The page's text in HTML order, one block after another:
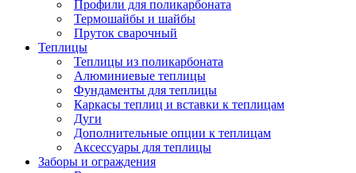
Профили для поликарбоната
Термошайбы и шайбы
Пруток сварочный
Теплицы
Теплицы из поликарбоната
Алюминиевые теплицы
Фундаменты для теплицы
Каркасы теплиц и вставки к теплицам
Дуги
Дополнительные опции к теплицам
Аксессуары для теплицы
Заборы и ограждения